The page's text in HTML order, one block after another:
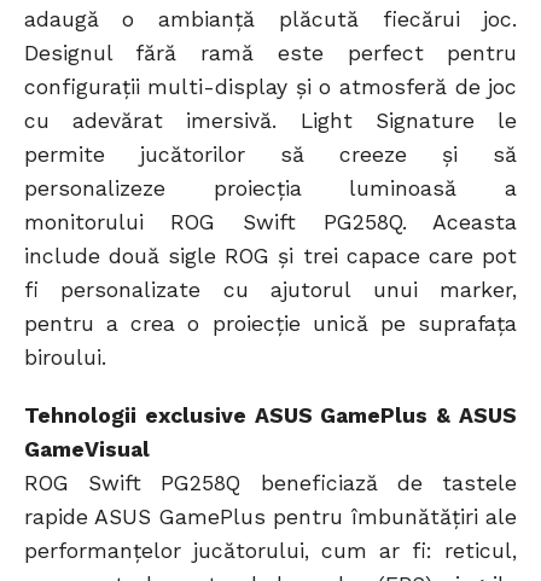
adaugă o ambianță plăcută fiecărui joc.
Designul fără ramă este perfect pentru
configurații multi-display și o atmosferă de joc
cu adevărat imersivă. Light Signature le
permite jucătorilor să creeze și să
personalizeze proiecția luminoasă a
monitorului ROG Swift PG258Q. Aceasta
include două sigle ROG și trei capace care pot
fi personalizate cu ajutorul unui marker,
pentru a crea o proiecție unică pe suprafața
biroului.
Tehnologii exclusive ASUS GamePlus & ASUS
GameVisual
ROG Swift PG258Q beneficiază de tastele
rapide ASUS GamePlus pentru îmbunătățiri ale
performanțelor jucătorului, cum ar fi: reticul,